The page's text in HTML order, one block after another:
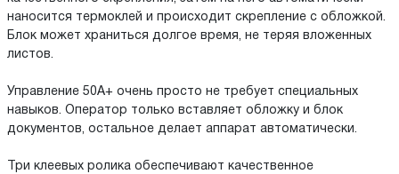
наносится термоклей и происходит скрепление с обложкой.
Блок может храниться долгое время, не теряя вложенных
листов.
Управление 50A+ очень просто не требует специальных
навыков. Оператор только вставляет обложку и блок
документов, остальное делает аппарат автоматически.
Три клеевых ролика обеспечивают качественное